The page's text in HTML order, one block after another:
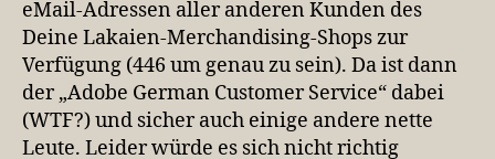
eMail-Adressen aller anderen Kunden des
Deine Lakaien-Merchandising-Shops zur
Verfügung (446 um genau zu sein). Da ist dann
der „Adobe German Customer Service“ dabei
(WTF?) und sicher auch einige andere nette
Leute. Leider würde es sich nicht richtig